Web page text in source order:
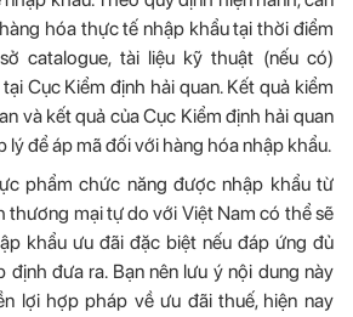
hóa thực tế nhập khẩu tại thời điểm
catalogue, tài liệu kỹ thuật (nếu có)
Cục Kiểm định hải quan. Kết quả kiểm
và kết quả của Cục Kiểm định hải quan
lý để áp mã đối với hàng hóa nhập khẩu.
phẩm chức năng được nhập khẩu từ
thương mại tự do với Việt Nam có thể sẽ
khẩu ưu đãi đặc biệt nếu đáp ứng đủ
định đưa ra. Bạn nên lưu ý nội dung này
lợi hợp pháp về ưu đãi thuế, hiện nay